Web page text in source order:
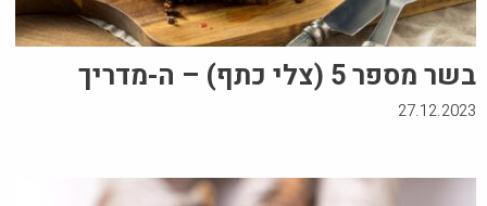
בשר מספר 5 (צלי כתף) – ה-מדריך
27.12.2023